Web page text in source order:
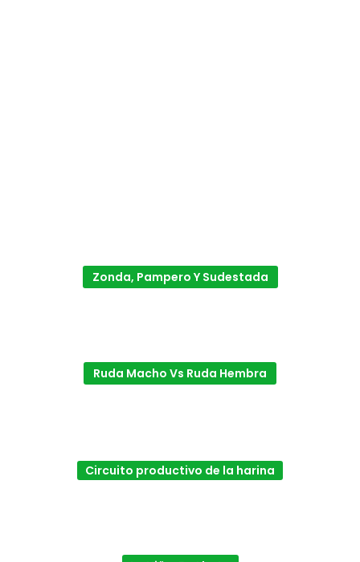
Zonda, Pampero Y Sudestada
Ruda Macho Vs Ruda Hembra
Circuito productivo de la harina